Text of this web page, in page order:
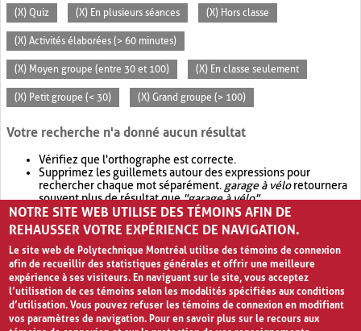
(X) Quiz (X) En plusieurs séances (X) Hors classe
(X) Activités élaborées (> 60 minutes)
(X) Moyen groupe (entre 30 et 100) (X) En classe seulement
(X) Petit groupe (< 30) (X) Grand groupe (> 100)
Votre recherche n'a donné aucun résultat
Vérifiez que l'orthographe est correcte.
Supprimez les guillemets autour des expressions pour
rechercher chaque mot séparément. garage à véloretournera
souvent plus de résultat que"garage à vélo".
Envisagez d'élargir votre recherche avec OR.garage OR vélo
retournera souvent plus de résultat quegarage à vélo
NOTRE SITE WEB UTILISE DES TÉMOINS AFIN DE
REHAUSSER VOTRE EXPÉRIENCE DE NAVIGATION.
Le site web de Polytechnique Montréal utilise des témoins de connexion
afin de recueillir des statistiques générales et offrir une meilleure
expérience à ses visiteurs. En naviguant sur le site, vous acceptez
l’utilisation de ces témoins selon les modalités spécifiées aux conditions
d’utilisation. Vous pouvez refuser les témoins de connexion en modifiant
vos paramètres de navigation. Pour en savoir plus sur le recours aux